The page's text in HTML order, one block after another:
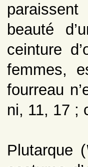
beauté
ceinture
femmes,
fourreau
ni, 11, 17 ;
Plutarque (